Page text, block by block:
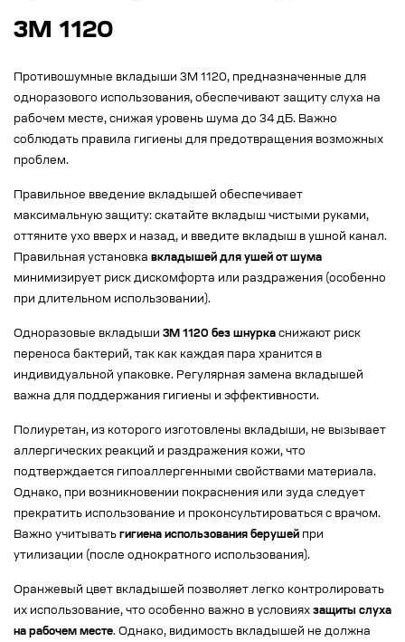
3M 1120
Противошумные вкладыши 3M 1120, предназначенные для
одноразового использования, обеспечивают защиту слуха на
рабочем месте, снижая уровень шума до 34 дБ. Важно
соблюдать правила гигиены для предотвращения возможных
проблем.
Правильное введение вкладышей обеспечивает
максимальную защиту: скатайте вкладыш чистыми руками,
оттяните ухо вверх и назад, и введите вкладыш в ушной канал.
Правильная установка вкладышей для ушей от шума
минимизирует риск дискомфорта или раздражения (особенно
при длительном использовании).
Одноразовые вкладыши 3M 1120 без шнурка снижают риск
переноса бактерий, так как каждая пара хранится в
индивидуальной упаковке. Регулярная замена вкладышей
важна для поддержания гигиены и эффективности.
Полиуретан, из которого изготовлены вкладыши, не вызывает
аллергических реакций и раздражения кожи, что
подтверждается гипоаллергенными свойствами материала.
Однако, при возникновении покраснения или зуда следует
прекратить использование и проконсультироваться с врачом.
Важно учитывать гигиена использования берушей при
утилизации (после однократного использования).
Оранжевый цвет вкладышей позволяет легко контролировать
их использование, что особенно важно в условиях защиты слуха
на рабочем месте. Однако, видимость вкладышей не должна